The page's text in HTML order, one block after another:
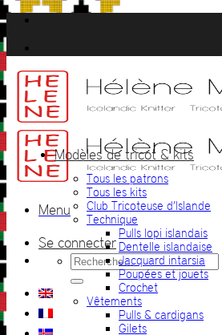
Passer
au
contenu
Menu
Se connecter
Recherche
pour :
Modèles de tricot & kits
Tous les patrons
Tous les kits
Club Tricoteuse d’Islande
Technique
Pulls lopi islandais
Dentelle islandaise
Jacquard intarsia
Poupées et jouets
Crochet
Vêtements
Pulls & cardigans
Gilets